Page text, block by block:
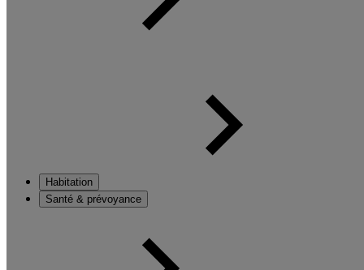
Habitation
Santé & prévoyance